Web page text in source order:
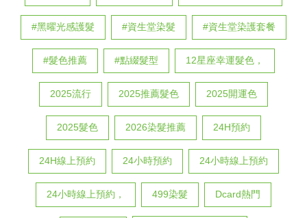
#黑曜光感護髮 #資生堂染髮 #資生堂染護套餐
#髮色推薦 #點綴髮型 12星座幸運髮色，
2025流行 2025推薦髮色 2025開運色
2025髮色 2026染髮推薦 24H預約
24H線上預約 24小時預約 24小時線上預約
24小時線上預約， 499染髮 Dcard熱門